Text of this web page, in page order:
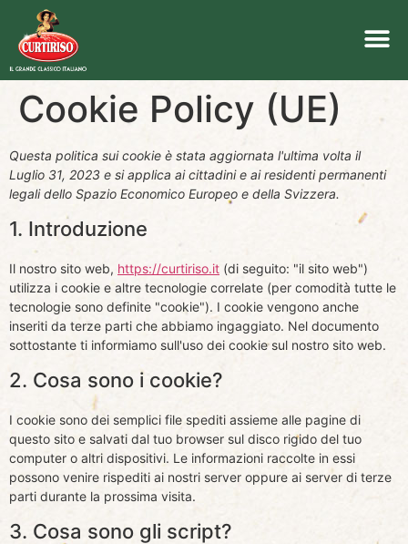
Cookie Policy (UE)
Questa politica sui cookie è stata aggiornata l'ultima volta il
Luglio 31, 2023 e si applica ai cittadini e ai residenti permanenti
legali dello Spazio Economico Europeo e della Svizzera.
1. Introduzione
Il nostro sito web, https://curtiriso.it (di seguito: "il sito web")
utilizza i cookie e altre tecnologie correlate (per comodità tutte le
tecnologie sono definite "cookie"). I cookie vengono anche
inseriti da terze parti che abbiamo ingaggiato. Nel documento
sottostante ti informiamo sull'uso dei cookie sul nostro sito web.
2. Cosa sono i cookie?
I cookie sono dei semplici file spediti assieme alle pagine di
questo sito e salvati dal tuo browser sul disco rigido del tuo
computer o altri dispositivi. Le informazioni raccolte in essi
possono venire rispediti ai nostri server oppure ai server di terze
parti durante la prossima visita.
3. Cosa sono gli script?